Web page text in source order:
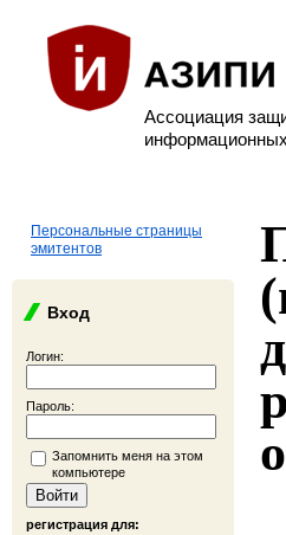
Ассоциация
Персональные страницы
эмитентов
Вход
Логин:
Пароль:
Запомнить меня на этом
компьютере
регистрация для: